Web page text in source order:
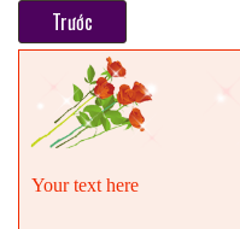
Trước
Your text here